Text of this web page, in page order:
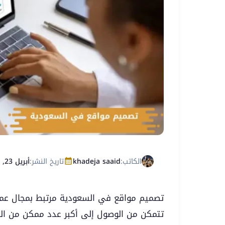
الكاتب:khadeja saaid تاريخ النشر:أبريل 23, 2026
تصميم مواقع في السعودية مرتبط بمجال
تتمكن من الوصول إلى أكبر عدد ممكن من